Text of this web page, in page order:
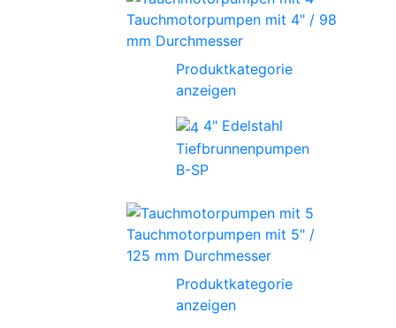
Tauchmotorpumpen mit 4" / 98
mm Durchmesser
Produktkategorie
anzeigen
4" Edelstahl
Tiefbrunnenpumpen
B-SP
Tauchmotorpumpen mit 5" /
125 mm Durchmesser
Produktkategorie
anzeigen